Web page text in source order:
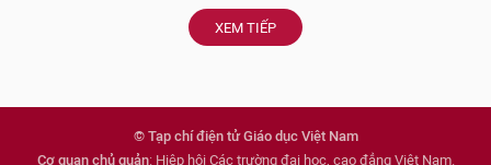
XEM TIẾP
© Tạp chí điện tử Giáo dục Việt Nam
Cơ quan chủ quản: Hiệp hội Các trường đại học, cao đẳng Việt Nam.